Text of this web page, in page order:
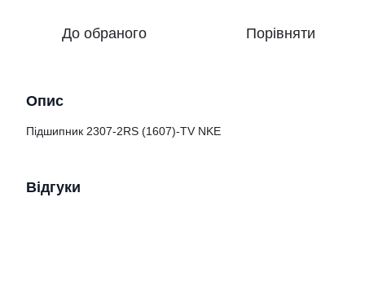
До обраного Порівняти
Опис
Підшипник 2307-2RS (1607)-TV NKE
Відгуки